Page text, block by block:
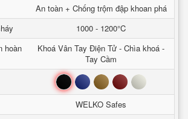
An toàn + Chống trộm đập khoan phá
1000 - 1200°C
hoàn
Khoá Vân Tay Điện Tử - Chìa khoá -
Tay Cầm
Đen Xanh Nâu Đỏ Trắng
WELKO Safes